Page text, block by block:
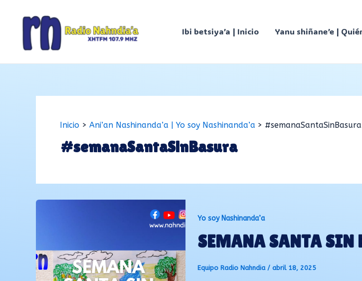
contenido
Ibi betsiya’a | Inicio Yanu shiñane’e |
Inicio Ani’an Nashinanda’a | Yo soy Nashinanda’a #semanaSantaSinBasura
#semanaSantaSinBasura
Yo soy Nashinanda’a
SEMANA SANTA SIN
Equipo Radio Nahndia / abril 18, 2025